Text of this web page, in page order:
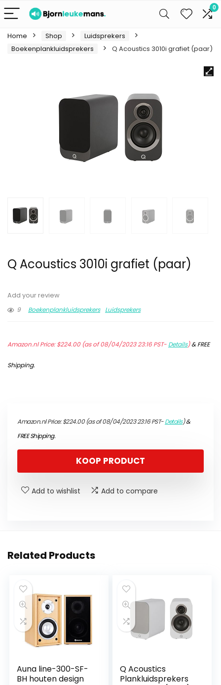
0
Home Shop
Luidsprekers
Boekenplankluidsprekers
Q Acoustics 3010i grafiet (paar)
Q Acoustics 3010i grafiet (paar)
Add your review
9
Boekenplankluidsprekers Luidsprekers
Amazon.nl Price:$224.00(as of 08/04/2023 23:16 PST- Details)&FREE
Shipping.
Amazon.nl Price:$224.00(as of 08/04/2023 23:16 PST-Details)&
FREE Shipping.
KOOP PRODUCT
Add to wishlist Add to compare
Related Products
Auna line-300-SF-
BH houten design
Q Acoustics
Plankluidsprekers